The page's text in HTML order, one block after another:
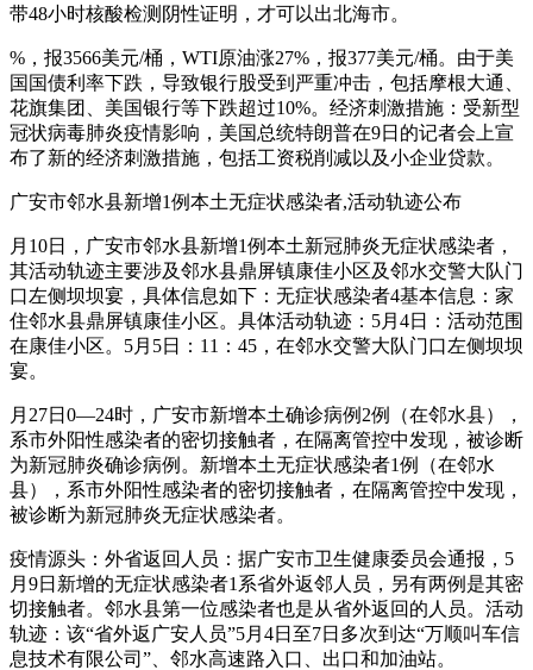
带48小时核酸检测阴性证明，才可以出北海市。
%，报3566美元/桶，WTI原油涨27%，报377美元/桶。由于美
国国债利率下跌，导致银行股受到严重冲击，包括摩根大通、
花旗集团、美国银行等下跌超过10%。经济刺激措施：受新型
冠状病毒肺炎疫情影响，美国总统特朗普在9日的记者会上宣
布了新的经济刺激措施，包括工资税削减以及小企业贷款。
广安市邻水县新增1例本土无症状感染者,活动轨迹公布
月10日，广安市邻水县新增1例本土新冠肺炎无症状感染者，
其活动轨迹主要涉及邻水县鼎屏镇康佳小区及邻水交警大队门
口左侧坝坝宴，具体信息如下：无症状感染者4基本信息：家
住邻水县鼎屏镇康佳小区。具体活动轨迹：5月4日：活动范围
在康佳小区。5月5日：11：45，在邻水交警大队门口左侧坝坝
宴。
月27日0—24时，广安市新增本土确诊病例2例（在邻水县），
系市外阳性感染者的密切接触者，在隔离管控中发现，被诊断
为新冠肺炎确诊病例。新增本土无症状感染者1例（在邻水
县），系市外阳性感染者的密切接触者，在隔离管控中发现，
被诊断为新冠肺炎无症状感染者。
疫情源头：外省返回人员：据广安市卫生健康委员会通报，5
月9日新增的无症状感染者1系省外返邻人员，另有两例是其密
切接触者。邻水县第一位感染者也是从省外返回的人员。活动
轨迹：该“省外返广安人员”5月4日至7日多次到达“万顺叫车信
息技术有限公司”、邻水高速路入口、出口和加油站。